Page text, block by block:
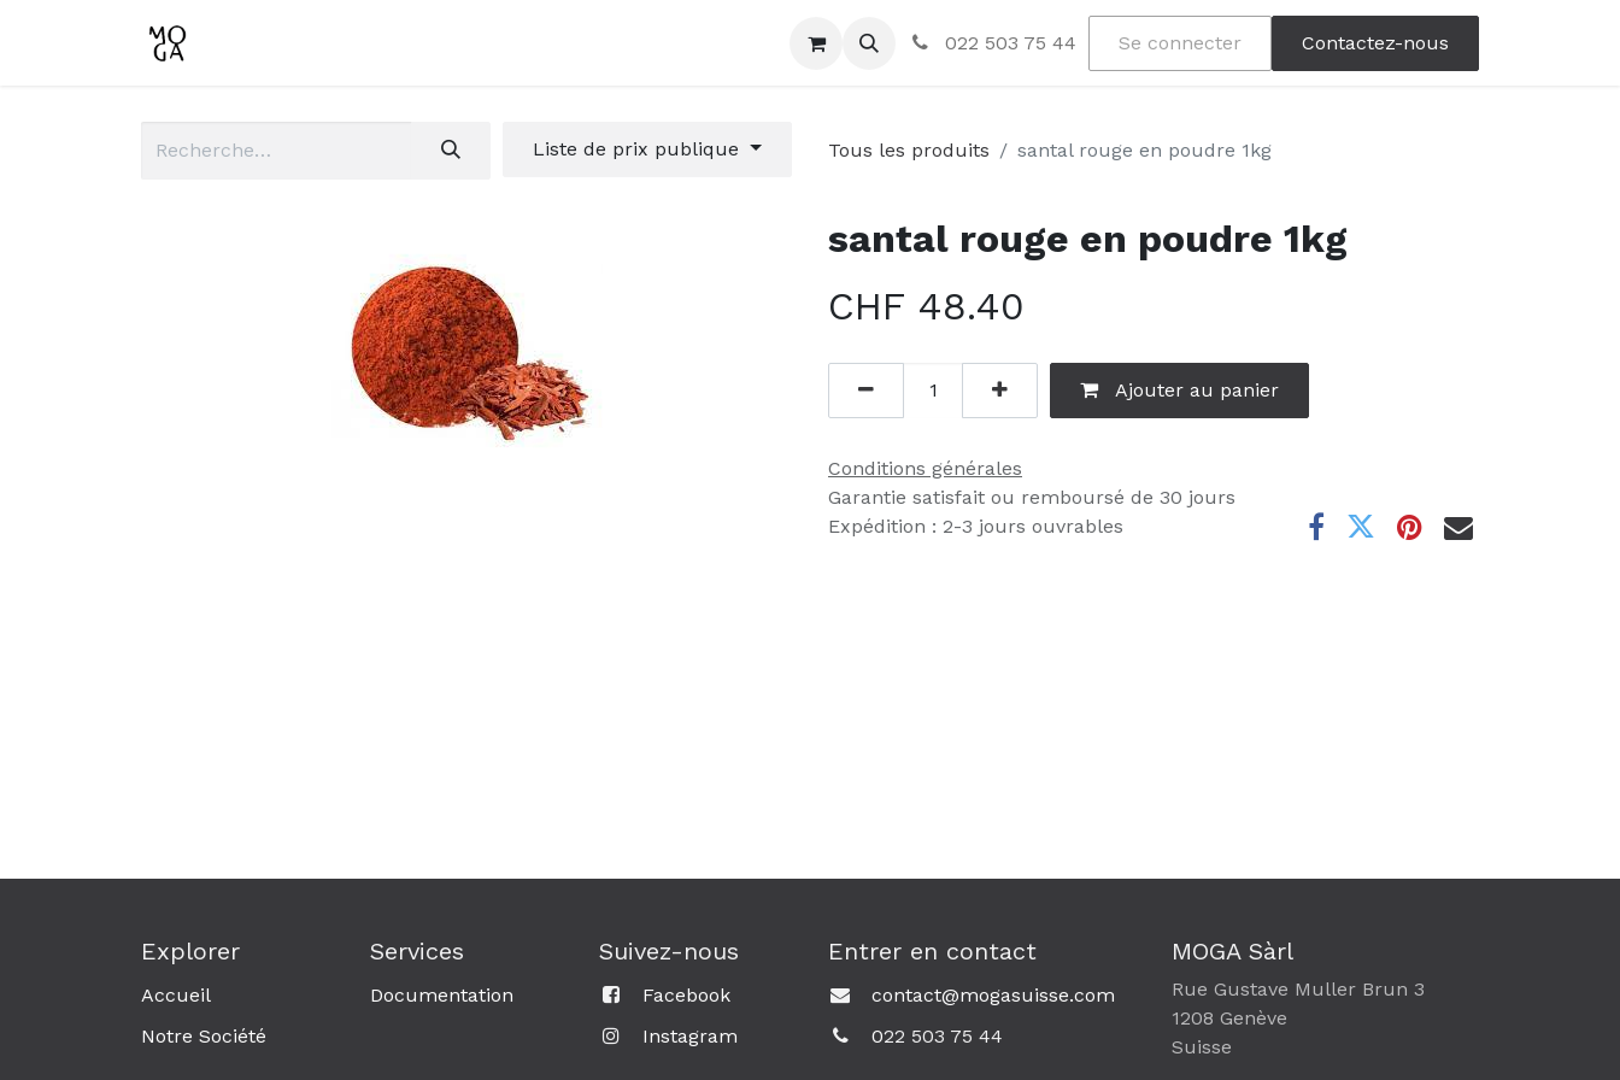
022 503 75 44 Se connecter Contactez-nous
Liste de prix publique Tous les produits santal rouge en poudre 1kg
santal rouge en poudre 1kg
CHF 48.40
Ajouter au panier
Conditions générales
Garantie satisfait ou remboursé de 30 jours
Expédition : 2-3 jours ouvrables
Explorer
Accueil
Notre Société
Services
Documentation
Suivez-nous
Facebook
Instagram
Entrer en contact
contact@mogasuisse.com​
022 503 75 44
MOGA Sàrl
Rue Gustave Muller Brun 3
1208 Genève
Suisse